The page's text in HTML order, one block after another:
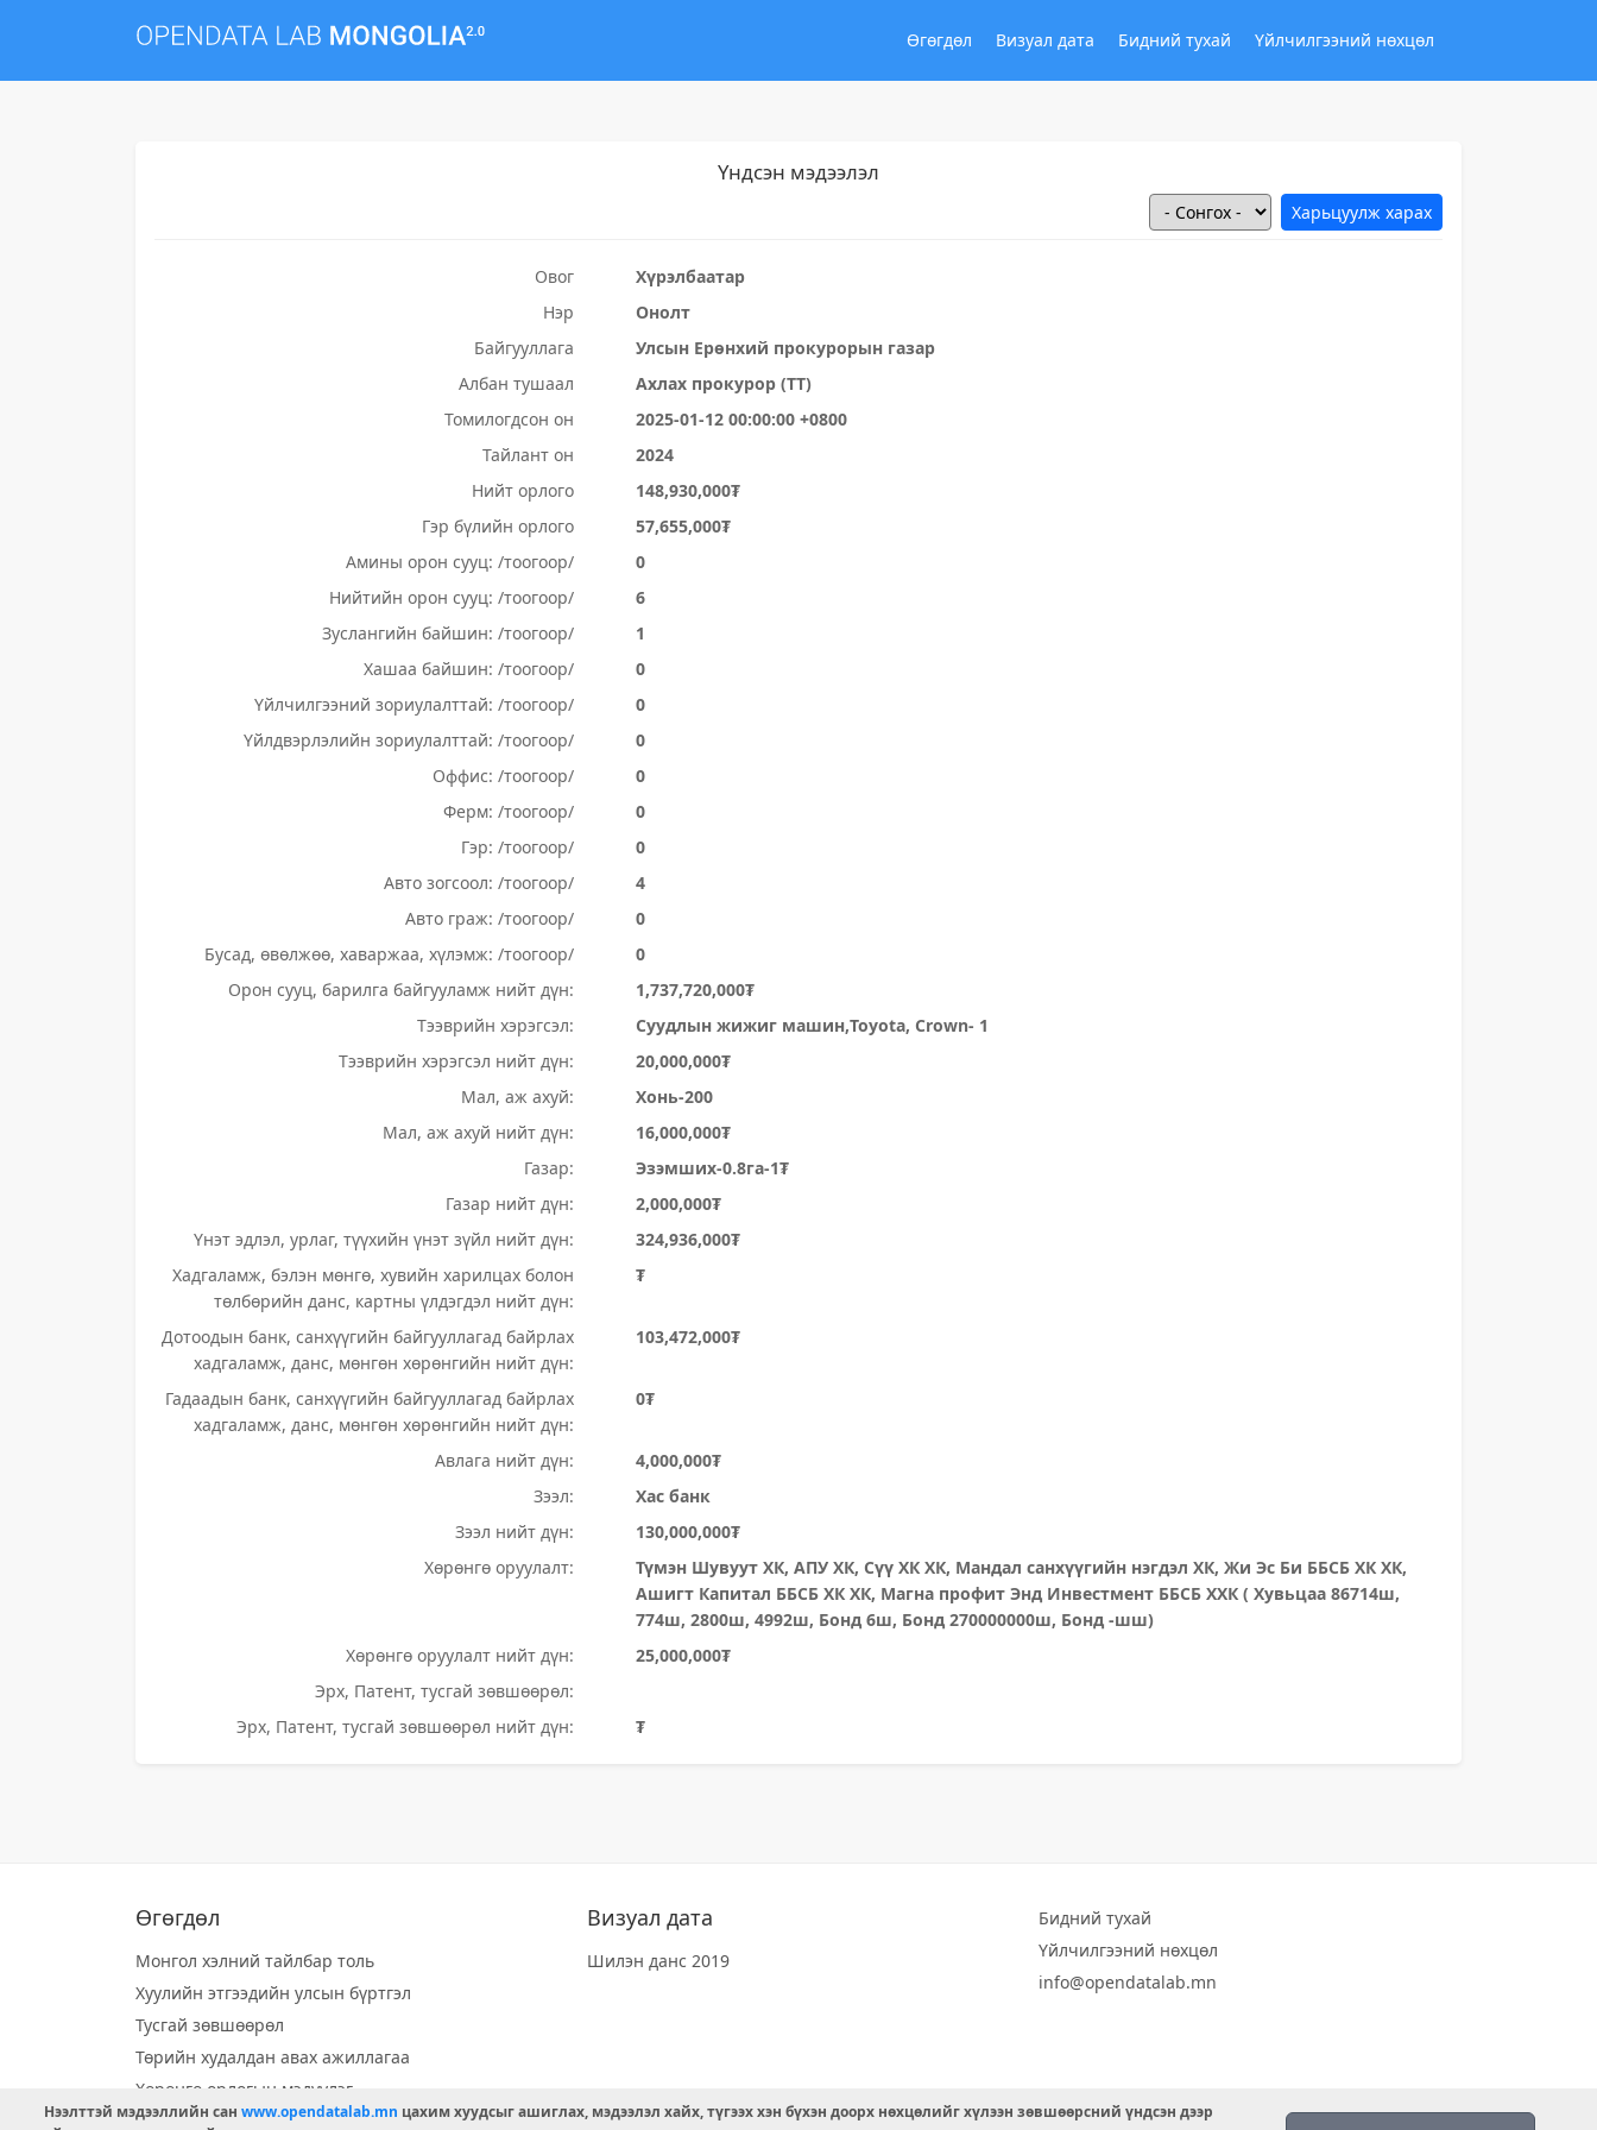
Өгөгдөл Визуал дата Бидний тухай Үйлчилгээний нөхцөл
Үндсэн мэдээлэл
Овог
Хүрэлбаатар
Нэр
Онолт
Байгууллага
Улсын Ерөнхий прокурорын газар
Албан тушаал
Ахлах прокурор (ТТ)
Томилогдсон он
2025-01-12 00:00:00 +0800
Тайлант он
2024
Нийт орлого
148,930,000₮
Гэр бүлийн орлого
57,655,000₮
Амины орон сууц: /тоогоор/
0
Нийтийн орон сууц: /тоогоор/
6
Зуслангийн байшин: /тоогоор/
1
Хашаа байшин: /тоогоор/
0
Үйлчилгээний зориулалттай: /тоогоор/
0
Үйлдвэрлэлийн зориулалттай: /тоогоор/
0
Оффис: /тоогоор/
0
Ферм: /тоогоор/
0
Гэр: /тоогоор/
0
Авто зогсоол: /тоогоор/
4
Авто граж: /тоогоор/
0
Бусад, өвөлжөө, хаваржаа, хүлэмж: /тоогоор/
0
Орон сууц, барилга байгууламж нийт дүн:
1,737,720,000₮
Тээврийн хэрэгсэл:
Суудлын жижиг машин,Toyota, Crown- 1
Тээврийн хэрэгсэл нийт дүн:
20,000,000₮
Мал, аж ахуй:
Хонь-200
Мал, аж ахуй нийт дүн:
16,000,000₮
Газар:
Эзэмших-0.8га-1₮
Газар нийт дүн:
2,000,000₮
Үнэт эдлэл, урлаг, түүхийн үнэт зүйл нийт дүн:
324,936,000₮
Хадгаламж, бэлэн мөнгө, хувийн харилцах болон
төлбөрийн данс, картны үлдэгдэл нийт дүн:
₮
Дотоодын банк, санхүүгийн байгууллагад байрлах
хадгаламж, данс, мөнгөн хөрөнгийн нийт дүн:
103,472,000₮
Гадаадын банк, санхүүгийн байгууллагад байрлах
хадгаламж, данс, мөнгөн хөрөнгийн нийт дүн:
0₮
Авлага нийт дүн:
4,000,000₮
Зээл:
Хас банк
Зээл нийт дүн:
130,000,000₮
Хөрөнгө оруулалт:
Түмэн Шувуут ХК, АПУ ХК, Сүү ХК ХК, Мандал санхүүгийн нэгдэл ХК, Жи Эс Би ББСБ ХК ХК,
Ашигт Капитал ББСБ ХК ХК, Магна профит Энд Инвестмент ББСБ ХХК ( Хувьцаа 86714ш,
774ш, 2800ш, 4992ш, Бонд 6ш, Бонд 270000000ш, Бонд -шш)
Хөрөнгө оруулалт нийт дүн:
25,000,000₮
Эрх, Патент, тусгай зөвшөөрөл:
Эрх, Патент, тусгай зөвшөөрөл нийт дүн:
₮
Өгөгдөл
Монгол хэлний тайлбар толь
Хуулийн этгээдийн улсын бүртгэл
Тусгай зөвшөөрөл
Төрийн худалдан авах ажиллагаа
Хөрөнгө орлогын мэдүүлэг
Орон нутгийн хөгжлийн сан
Визуал дата
Шилэн данс 2019
Бидний тухай
Үйлчилгээний нөхцөл
info@opendatalab.mn
Нээлттэй мэдээллийн сан www.opendatalab.mn цахим хуудсыг ашиглах, мэдээлэл хайх, түгээх хэн бүхэн доорх нөхцөлийг хүлээн зөвшөөрсний үндсэн дээр